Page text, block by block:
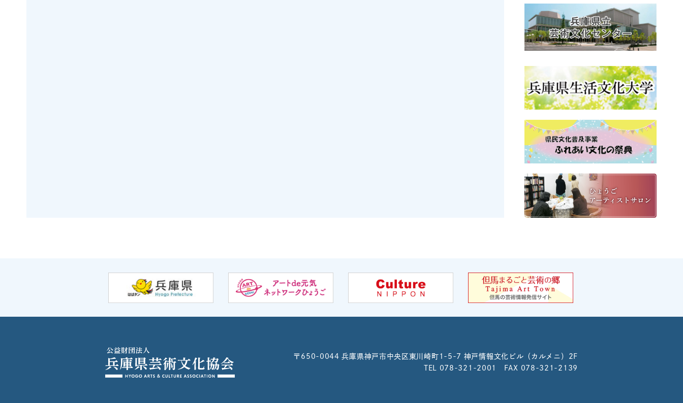
〒650-0044兵庫県神戸市中央区東川崎町1-5-7 神戸情報文化ビル（カルメニ）2F
TEL 078-321-2001 FAX 078-321-2139